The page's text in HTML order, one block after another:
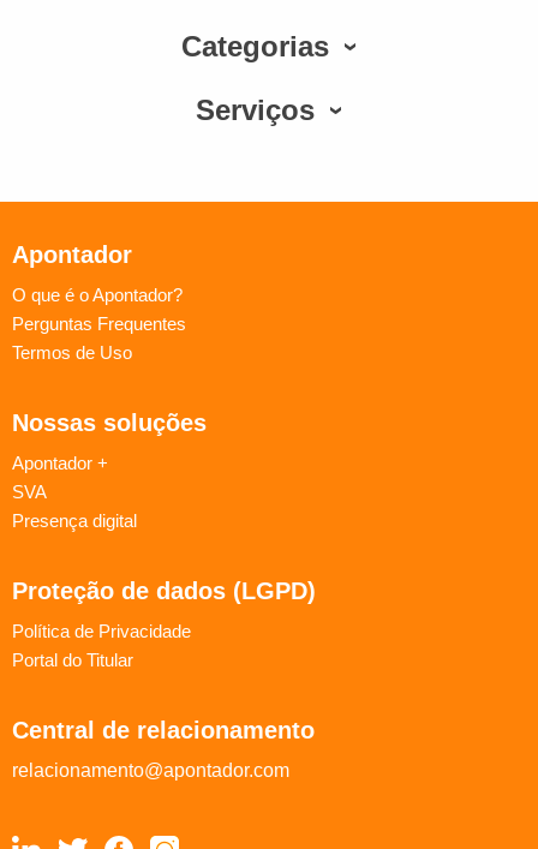
Categorias
Serviços
Apontador
O que é o Apontador?
Perguntas Frequentes
Termos de Uso
Nossas soluções
Apontador +
SVA
Presença digital
Proteção de dados (LGPD)
Política de Privacidade
Portal do Titular
Central de relacionamento
relacionamento@apontador.com